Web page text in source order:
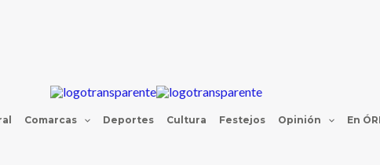
Comarcas Deportes Cultura Festejos Opinión En